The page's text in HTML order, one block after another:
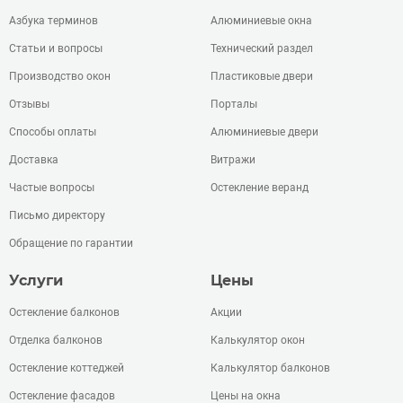
Азбука терминов
Статьи и вопросы
Производство окон
Отзывы
Способы оплаты
Доставка
Частые вопросы
Письмо директору
Обращение по гарантии
Алюминиевые окна
Технический раздел
Пластиковые двери
Порталы
Алюминиевые двери
Витражи
Остекление веранд
Услуги
Остекление балконов
Отделка балконов
Остекление коттеджей
Остекление фасадов
Цены
Акции
Калькулятор окон
Калькулятор балконов
Цены на окна